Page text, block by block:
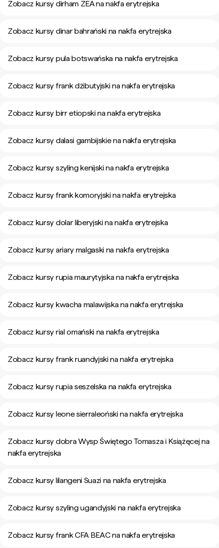
Zobacz kursy dirham ZEA na nakfa erytrejska
Zobacz kursy dinar bahrański na nakfa erytrejska
Zobacz kursy pula botswańska na nakfa erytrejska
Zobacz kursy frank dżibutyjski na nakfa erytrejska
Zobacz kursy birr etiopski na nakfa erytrejska
Zobacz kursy dalasi gambijskie na nakfa erytrejska
Zobacz kursy szyling kenijski na nakfa erytrejska
Zobacz kursy frank komoryjski na nakfa erytrejska
Zobacz kursy dolar liberyjski na nakfa erytrejska
Zobacz kursy ariary malgaski na nakfa erytrejska
Zobacz kursy rupia maurytyjska na nakfa erytrejska
Zobacz kursy kwacha malawijska na nakfa erytrejska
Zobacz kursy rial omański na nakfa erytrejska
Zobacz kursy frank ruandyjski na nakfa erytrejska
Zobacz kursy rupia seszelska na nakfa erytrejska
Zobacz kursy leone sierraleoński na nakfa erytrejska
Zobacz kursy dobra Wysp Świętego Tomasza i Książęcej na
nakfa erytrejska
Zobacz kursy lilangeni Suazi na nakfa erytrejska
Zobacz kursy szyling ugandyjski na nakfa erytrejska
Zobacz kursy frank CFA BEAC na nakfa erytrejska